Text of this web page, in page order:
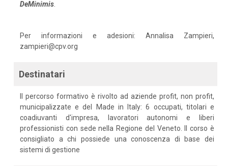
DeMinimis
Per informazioni e adesioni: Annalisa Zampieri,
zampieri@cpv.org
Destinatari
Il percorso formativo è rivolto ad aziende profit, non profit,
municipalizzate e del Made in Italy: 6 occupati, titolari e
coadiuvanti d'impresa, lavoratori autonomi e liberi
professionisti con sede nella Regione del Veneto. Il corso è
consigliato a chi possiede una conoscenza di base dei
sistemi di gestione